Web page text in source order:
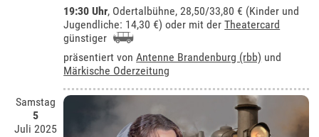
19:30 Uhr, Odertalbühne, 28,50/33,80 € (Kinder und
Jugendliche: 14,30 €) oder mit derTheatercard
günstiger
präsentiert vonAntenne Brandenburg (rbb) und
Märkische Oderzeitung
Samstag
5
Juli 2025